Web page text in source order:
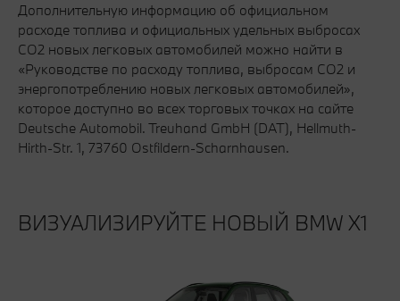
Дополнительную информацию об официальном
расходе топлива и официальных удельных выбросах
CO2 новых легковых автомобилей можно найти в
«Руководстве по расходу топлива, выбросам CO2 и
энергопотреблению новых легковых автомобилей»,
которое доступно во всех торговых точках на сайте
Deutsche Automobil. Treuhand GmbH (DAT), Hellmuth-
Hirth-Str. 1, 73760 Ostfildern-Scharnhausen.
ВИЗУАЛИЗИРУЙТЕ НОВЫЙ BMW X1